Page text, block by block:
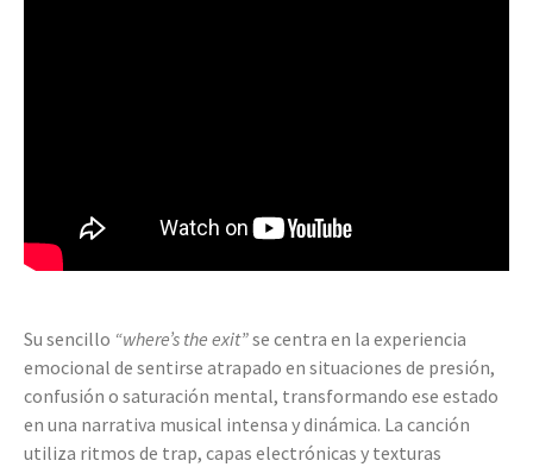
Su sencillo “where’s the exit”se centra en la experiencia
emocional de sentirse atrapado en situaciones de presión,
confusión o saturación mental, transformando ese estado
en una narrativa musical intensa y dinámica. La canción
utiliza ritmos de trap, capas electrónicas y texturas